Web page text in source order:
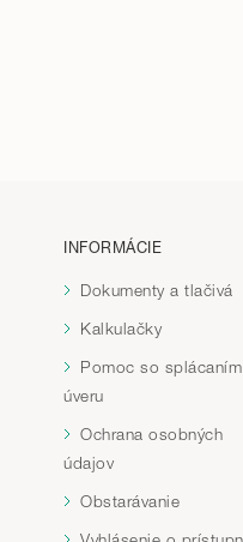
INFORMÁCIE
Dokumenty a tlačivá
Kalkulačky
Pomoc so splácaním
úveru
Ochrana osobných
údajov
Obstarávanie